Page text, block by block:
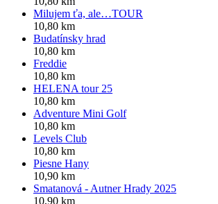
Milujem ťa, ale…TOUR
10,80 km
Budatínsky hrad
10,80 km
Freddie
10,80 km
HELENA tour 25
10,80 km
Adventure Mini Golf
10,80 km
Levels Club
10,80 km
Piesne Hany
10,90 km
Smatanová - Autner Hrady 2025
10,90 km